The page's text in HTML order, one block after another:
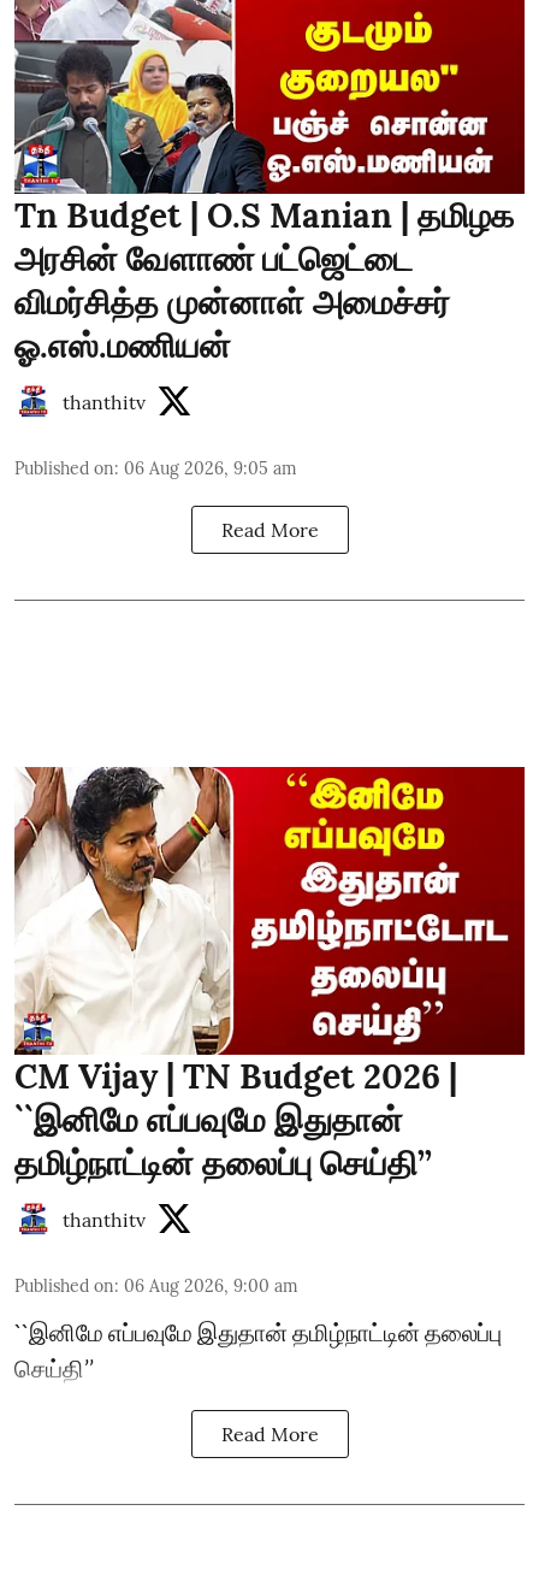
Tn Budget | O.S Manian | தமிழக
அரசின் வேளாண் பட்ஜெட்டை
விமர்சித்த முன்னாள் அமைச்சர்
ஓ.எஸ்.மணியன்
thanthitv
Published on: 06 Aug 2026, 9:05 am
Read More
CM Vijay | TN Budget 2026 |
``இனிமே எப்பவுமே இதுதான்
தமிழ்நாட்டின் தலைப்பு செய்தி’’
thanthitv
Published on: 06 Aug 2026, 9:00 am
``இனிமே எப்பவுமே இதுதான் தமிழ்நாட்டின் தலைப்பு
செய்தி’’
Read More